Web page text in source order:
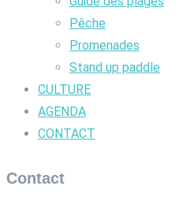
Pêche
Promenades
Stand up paddle
CULTURE
AGENDA
CONTACT
Contact